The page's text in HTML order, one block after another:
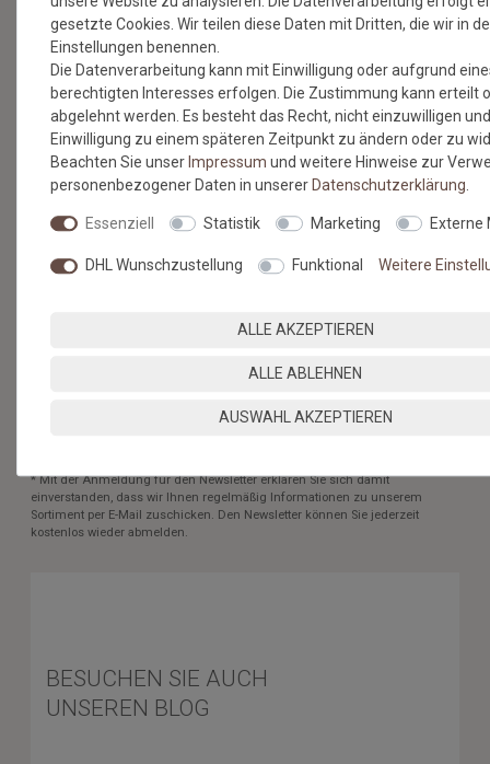
NEWSLETTER
Jetzt anmelden: Profitieren Sie von aktuellen Angeboten
und erfahren Sie von den neuesten Produkten als
erstes.*
E-MAIL **
Newsletter
Hiermit bestätige ich, dass ich die Daten­schutz­erklärung
* Mit der Anmeldung für den Newsletter erklären Sie sich damit
einverstanden, dass wir Ihnen regelmäßig Informationen zu unserem
Sortiment per E-Mail zuschicken. Den Newsletter können Sie jederzeit
kostenlos wieder abmelden.
BESUCHEN SIE AUCH
UNSEREN BLOG
gesetzte Cookies. Wir teilen diese Daten mit Dritten, die wir in
Einstellungen benennen.
Die Datenverarbeitung kann mit Einwilligung oder aufgrund
berechtigten Interesses erfolgen. Die Zustimmung kann erteilt
abgelehnt werden. Es besteht das Recht, nicht einzuwilligen
Einwilligung zu einem späteren Zeitpunkt zu ändern oder zu
Beachten Sie unser Impressum und weitere Hinweise zur
personenbezogener Daten in unserer Daten­schutz­erklärung
Essenziell Statistik Marketing Externe
DHL Wunschzustellung Funktional Weitere
ALLE AKZEPTIEREN
ALLE ABLEHNEN
AUSWAHL AKZEPTIEREN